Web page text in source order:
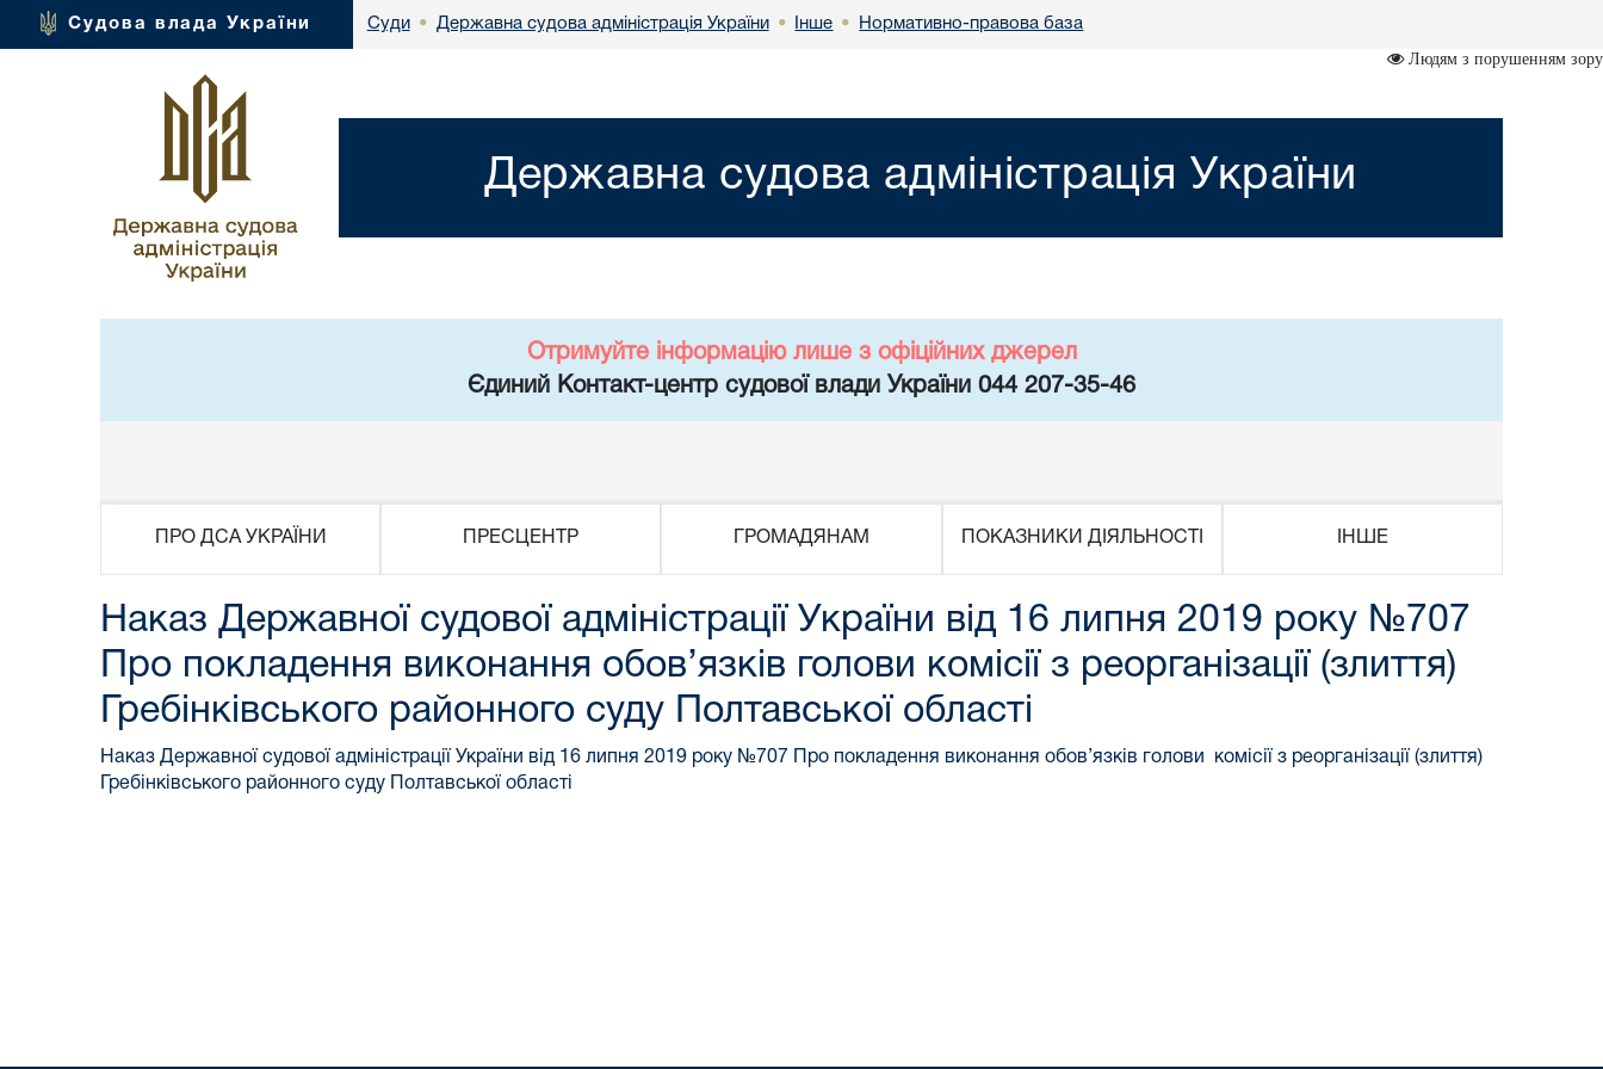
Судова влада України Суди • Державна судова адміністрація України • Інше • Нормативно-правова база
Людям з порушенням зору
Державна судова адміністрація України
Отримуйте інформацію лише з офіційних джерел
Єдиний Контакт-центр судової влади України 044 207-35-46
ПРО ДСА УКРАЇНИ ПРЕСЦЕНТР ГРОМАДЯНАМ ПОКАЗНИКИ ДІЯЛЬНОСТІ ІНШЕ
Наказ Державної судової адміністрації України від 16 липня 2019 року №707
Про покладення виконання обов’язків голови комісії з реорганізації (злиття)
Гребінківського районного суду Полтавської області
Наказ Державної судової адміністрації України від 16 липня 2019 року №707 Про покладення виконання обов’язків голови комісії з реорганізації (злиття)
Гребінківського районного суду Полтавської області